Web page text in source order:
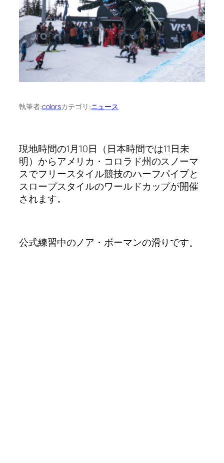
執筆者:colorsカテゴリ:ニュース
現地時間の1月10日（日本時間では11日未
明）からアメリカ・コロラド州のスノーマ
スでフリースタイル競技のハーフパイプと
スロープスタイルのワールドカップが開催
されます。
公式練習中のノア・ボーマンの滑りです。